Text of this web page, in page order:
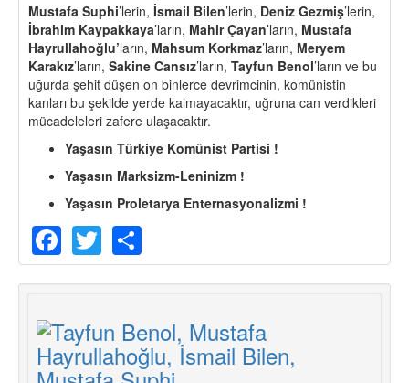
Mustafa Suphi’lerin, İsmail Bilen’lerin, Deniz Gezmiş’lerin,
İbrahim Kaypakkaya’ların, Mahir Çayan’ların, Mustafa
Hayrullahoğlu’ların, Mahsum Korkmaz’ların, Meryem
Karakız’ların, Sakine Cansız’ların, Tayfun Benol’ların ve bu
uğurda şehit düşen on binlerce devrimcinin, komünistin
kanları bu şekilde yerde kalmayacaktır, uğruna can verdikleri
mücadeleleri zafere ulaşacaktır.
Yaşasın Türkiye Komünist Partisi !
Yaşasın Marksizm-Leninizm !
Yaşasın Proletarya Enternasyonalizmi !
Facebook
Twitter